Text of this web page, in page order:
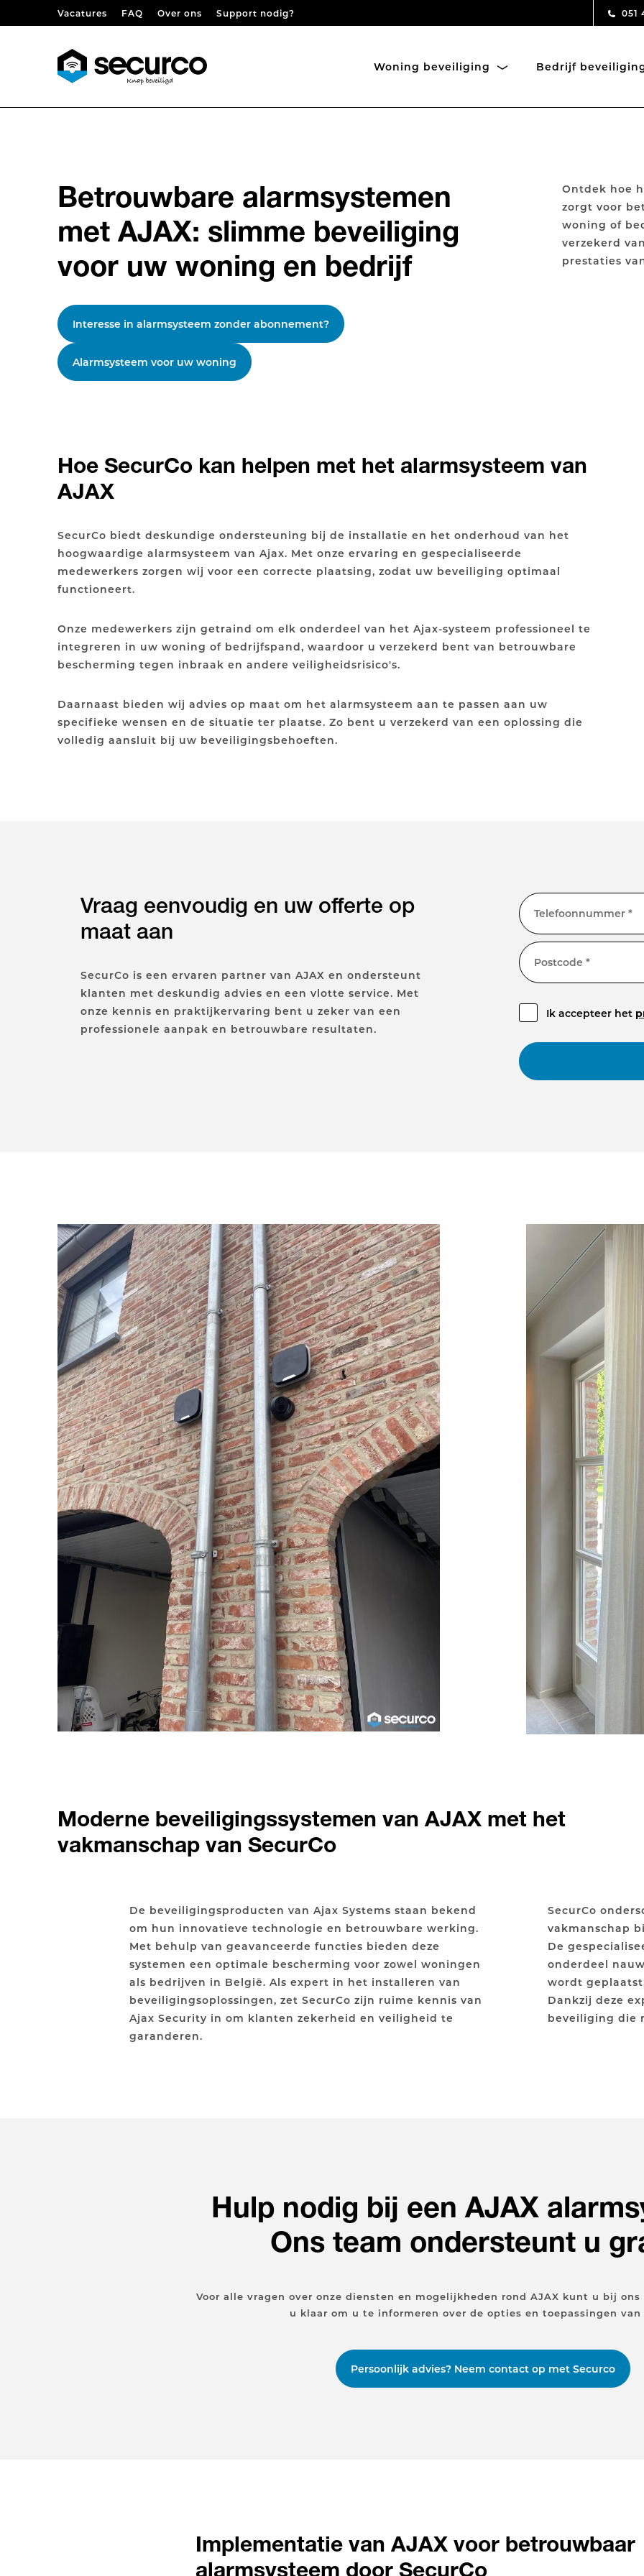
Skip to contentVacatures FAQ Over ons Support nodig? 051
Woning beveiliging Bedrijf
Betrouwbare alarmsystemen
met AJAX: slimme beveiliging
voor uw woning en bedrijf
Interesse in alarmsysteem zonder abonnement?
Alarmsysteem voor uw woning
Ontdek hoe
zorgt voor
woning of
verzekerd
prestaties
Hoe SecurCo kan helpen met het alarmsysteem van
AJAX
SecurCo biedt deskundige ondersteuning bij de installatie en het onderhoud van het
hoogwaardige alarmsysteem van Ajax. Met onze ervaring en gespecialiseerde
medewerkers zorgen wij voor een correcte plaatsing, zodat uw beveiliging optimaal
functioneert.
Onze medewerkers zijn getraind om elk onderdeel van het Ajax-systeem professioneel te
integreren in uw woning of bedrijfspand, waardoor u verzekerd bent van betrouwbare
bescherming tegen inbraak en andere veiligheidsrisico's.
Daarnaast bieden wij advies op maat om het alarmsysteem aan te passen aan uw
specifieke wensen en de situatie ter plaatse. Zo bent u verzekerd van een oplossing die
volledig aansluit bij uw beveiligingsbehoeften.
Vraag eenvoudig en uw offerte op
maat aan
SecurCo is een ervaren partner van AJAX en ondersteunt
klanten met deskundig advies en een vlotte service. Met
onze kennis en praktijkervaring bent u zeker van een
professionele aanpak en betrouwbare resultaten.
Telefoonnummer *
Postcode *
Ik accepteer het
Moderne beveiligingssystemen van AJAX met het
vakmanschap van SecurCo
De beveiligingsproducten van Ajax Systems staan bekend
om hun innovatieve technologie en betrouwbare werking.
Met behulp van geavanceerde functies bieden deze
systemen een optimale bescherming voor zowel woningen
als bedrijven in België. Als expert in het installeren van
beveiligingsoplossingen, zet SecurCo zijn ruime kennis van
Ajax Security in om klanten zekerheid en veiligheid te
garanderen.
SecurCo
vakmanschap
De
onderdeel
wordt
Dankzij deze
beveiliging die
Hulp nodig bij een AJAX
Ons team ondersteunt u
Voor alle vragen over onze diensten en mogelijkheden rond AJAX kunt u bij
u klaar om u te informeren over de opties en toepassingen van
Persoonlijk advies? Neem contact op met Securco
Implementatie van AJAX voor betrouwbaar
alarmsysteem door SecurCo